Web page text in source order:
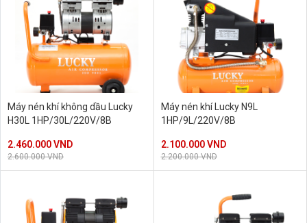
Máy nén khí không dầu Lucky
H30L 1HP/30L/220V/8B
2.460.000 VND
2.600.000 VND
Máy nén khí Lucky N9L
1HP/9L/220V/8B
2.100.000 VND
2.200.000 VND